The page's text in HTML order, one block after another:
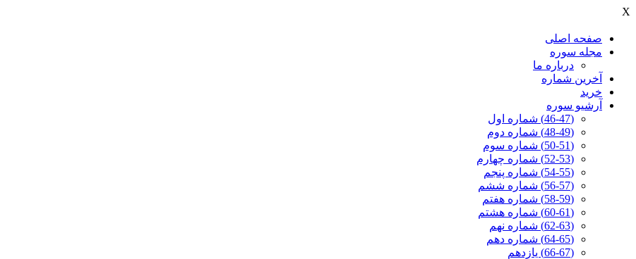
X
صفحه اصلی
مجله سوره
درباره ما
آخرين شماره
خرید
آرشیو سوره
(46-47) شماره اول
(48-49) شماره دوم
(50-51) شماره سوم
(52-53) شماره چهارم
(54-55) شماره پنجم
(56-57) شماره ششم
(58-59) شماره هفتم
(60-61) شماره هشتم
(62-63) شماره نهم
(64-65) شماره دهم
(66-67) یازدهم